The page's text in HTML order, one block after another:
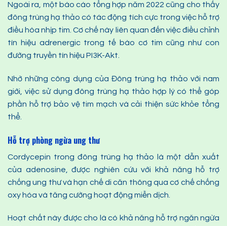
Ngoài ra, một báo cáo tổng hợp năm 2022 cũng cho thấy
đông trùng hạ thảo có tác động tích cực trong việc hỗ trợ
điều hòa nhịp tim. Cơ chế này liên quan đến việc điều chỉnh
tín hiệu adrenergic trong tế bào cơ tim cũng như con
đường truyền tín hiệu PI3K-Akt.
Nhờ những công dụng của Đông trùng hạ thảo với nam
giới, việc sử dụng đông trùng hạ thảo hợp lý có thể góp
phần hỗ trợ bảo vệ tim mạch và cải thiện sức khỏe tổng
thể.
Hỗ trợ phòng ngừa ung thư
Cordycepin trong đông trùng hạ thảo là một dẫn xuất
của adenosine, được nghiên cứu với khả năng hỗ trợ
chống ung thư và hạn chế di căn thông qua cơ chế chống
oxy hóa và tăng cường hoạt động miễn dịch.
Hoạt chất này được cho là có khả năng hỗ trợ ngăn ngừa